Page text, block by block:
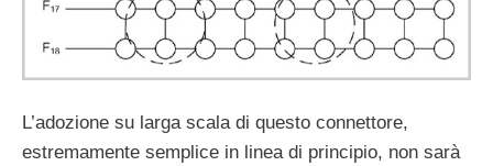
L’adozione su larga scala di questo connettore,
estremamente semplice in linea di principio, non sarà